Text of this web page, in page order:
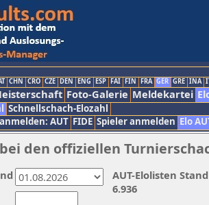
CHN CRO CZE DEN ENG ESP FAI FIN FRA GER GRE INA
Foto-Galerie Meldekartei
Schnellschach-Elozahl
AUT FIDE Spieler anmelden Elo
den offiziellen
AUT-Elolisten
6.936